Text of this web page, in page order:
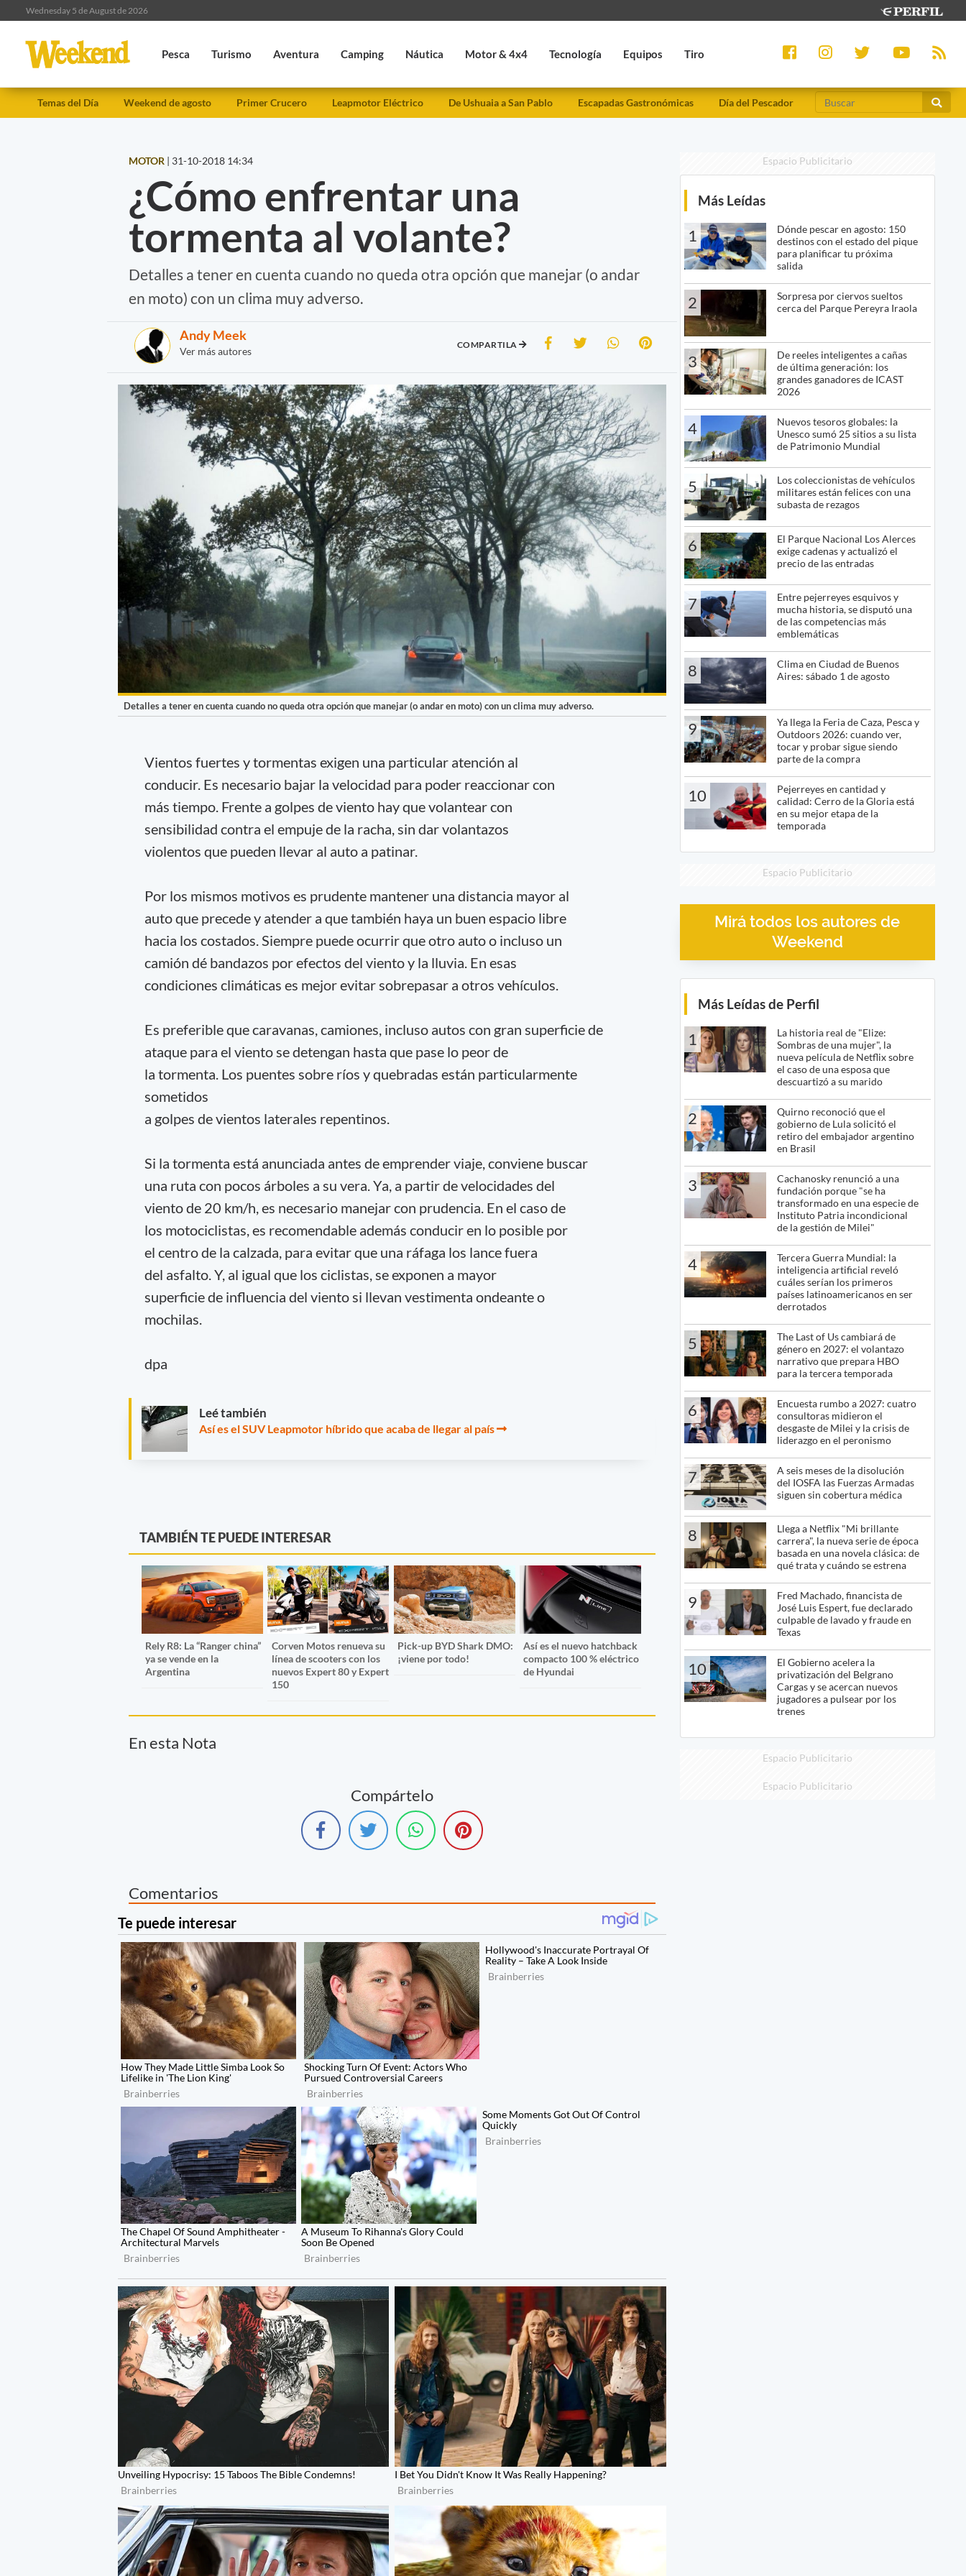
Wednesday 5 de August de 2026
Pesca Turismo Aventura Camping Náutica Motor & 4x4 Tecnología Equipos Tiro
Temas del Día Weekend de agosto Primer Crucero Leapmotor Eléctrico De Ushuaia a San Pablo Escapadas Gastronómicas Día del Pescador
MOTOR | 31-10-2018 14:34
¿Cómo enfrentar una
tormenta al volante?
Detalles a tener en cuenta cuando no queda otra opción que manejar (o andar
en moto) con un clima muy adverso.
Andy Meek
Ver más autores
COMPARTILA
Detalles a tener en cuenta cuando no queda otra opción que manejar (o andar en moto) con un clima muy adverso.
Vientos fuertes y tormentas exigen una particular atención al
conducir. Es necesario bajar la velocidad para poder reaccionar con
más tiempo. Frente a golpes de viento hay que volantear con
sensibilidad contra el empuje de la racha, sin dar volantazos
violentos que pueden llevar al auto a patinar.
Por los mismos motivos es prudente mantener una distancia mayor al
auto que precede y atender a que también haya un buen espacio libre
hacia los costados. Siempre puede ocurrir que otro auto o incluso un
camión dé bandazos por efectos del viento y la lluvia. En esas
condiciones climáticas es mejor evitar sobrepasar a otros vehículos.
Es preferible que caravanas, camiones, incluso autos con gran superficie de
ataque para el viento se detengan hasta que pase lo peor de
la tormenta. Los puentes sobre ríos y quebradas están particularmente
sometidos
a golpes de vientos laterales repentinos.
Si la tormenta está anunciada antes de emprender viaje, conviene buscar
una ruta con pocos árboles a su vera. Ya, a partir de velocidades del
viento de 20 km/h, es necesario manejar con prudencia. En el caso de
los motociclistas, es recomendable además conducir en lo posible por
el centro de la calzada, para evitar que una ráfaga los lance fuera
del asfalto. Y, al igual que los ciclistas, se exponen a mayor
superficie de influencia del viento si llevan vestimenta ondeante o
mochilas.
dpa
Leé también
Así es el SUV Leapmotor híbrido que acaba de llegar al país
TAMBIÉN TE PUEDE INTERESAR
Rely R8: La “Ranger china”
ya se vende en la
Argentina
Corven Motos renueva su
línea de scooters con los
nuevos Expert 80 y Expert
150
Pick-up BYD Shark DMO:
¡viene por todo!
Así es el nuevo hatchback
compacto 100 % eléctrico
de Hyundai
En esta Nota
Compártelo
Comentarios
Espacio Publicitario
Más Leídas
1
Dónde pescar en agosto: 150
destinos con el estado del pique
para planificar tu próxima
salida
2
Sorpresa por ciervos sueltos
cerca del Parque Pereyra Iraola
3
De reeles inteligentes a cañas
de última generación: los
grandes ganadores de ICAST
2026
4
Nuevos tesoros globales: la
Unesco sumó 25 sitios a su lista
de Patrimonio Mundial
5
Los coleccionistas de vehículos
militares están felices con una
subasta de rezagos
6
El Parque Nacional Los Alerces
exige cadenas y actualizó el
precio de las entradas
7
Entre pejerreyes esquivos y
mucha historia, se disputó una
de las competencias más
emblemáticas
8
Clima en Ciudad de Buenos
Aires: sábado 1 de agosto
9
Ya llega la Feria de Caza, Pesca y
Outdoors 2026: cuando ver,
tocar y probar sigue siendo
parte de la compra
10
Pejerreyes en cantidad y
calidad: Cerro de la Gloria está
en su mejor etapa de la
temporada
Espacio Publicitario
Mirá todos los autores de
Weekend
Más Leídas de Perfil
1
La historia real de "Elize:
Sombras de una mujer", la
nueva película de Netflix sobre
el caso de una esposa que
descuartizó a su marido
2
Quirno reconoció que el
gobierno de Lula solicitó el
retiro del embajador argentino
en Brasil
3
Cachanosky renunció a una
fundación porque "se ha
transformado en una especie de
Instituto Patria incondicional
de la gestión de Milei"
4
Tercera Guerra Mundial: la
inteligencia artificial reveló
cuáles serían los primeros
países latinoamericanos en ser
derrotados
5
The Last of Us cambiará de
género en 2027: el volantazo
narrativo que prepara HBO
para la tercera temporada
6
Encuesta rumbo a 2027: cuatro
consultoras midieron el
desgaste de Milei y la crisis de
liderazgo en el peronismo
7
A seis meses de la disolución
del IOSFA las Fuerzas Armadas
siguen sin cobertura médica
8
Llega a Netflix "Mi brillante
carrera", la nueva serie de época
basada en una novela clásica: de
qué trata y cuándo se estrena
9
Fred Machado, financista de
José Luis Espert, fue declarado
culpable de lavado y fraude en
Texas
10
El Gobierno acelera la
privatización del Belgrano
Cargas y se acercan nuevos
jugadores a pulsear por los
trenes
Espacio Publicitario
Espacio Publicitario